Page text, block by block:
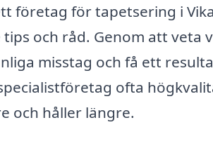
företag för tapetsering i
och råd. Genom att veta
misstag och få ett
ofta
och håller längre.